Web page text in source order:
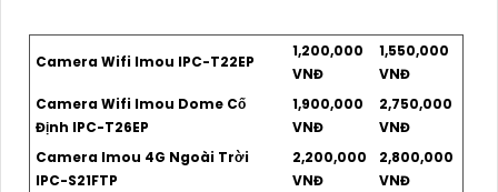
Camera Wifi Imou IPC-T22EP
1,200,000
VNĐ
1,550,000
VNĐ
Camera Wifi Imou Dome Cố
Định IPC-T26EP
1,900,000
VNĐ
2,750,000
VNĐ
Camera Imou 4G Ngoài Trời
IPC-S21FTP
2,200,000
VNĐ
2,800,000
VNĐ